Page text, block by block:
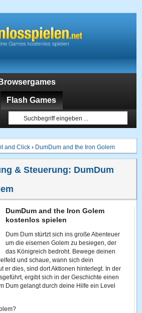
Browsergames
Flash Games
and Click › DumDum and the Iron Golem
& Steuerung: DumDum
DumDum and the Iron Golem
kostenlos spielen
Dum Dum stürtzt sich ins große Abenteuer
um die eisernen Golem zu besiegen, der
das Königreich bedroht. Bewege deinen
und schaue, wann sich dein
er dies, sind dort Aktionen hinterlegt. In der
ergibt sich in der Geschichte einen
Dum gelangt durch deine Hilfe ein Level